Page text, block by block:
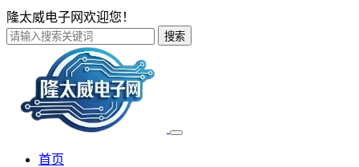
隆太威电子网欢迎您！
搜索
首页